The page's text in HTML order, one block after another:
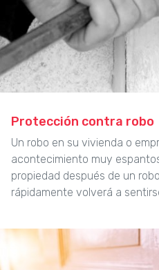
Protección contra robo
Un robo en su vivienda o
acontecimiento muy
propiedad después de un
rápidamente volverá a